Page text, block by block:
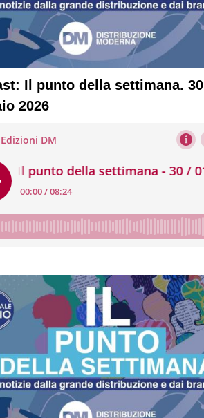
Il punto della settimana. 30
2026